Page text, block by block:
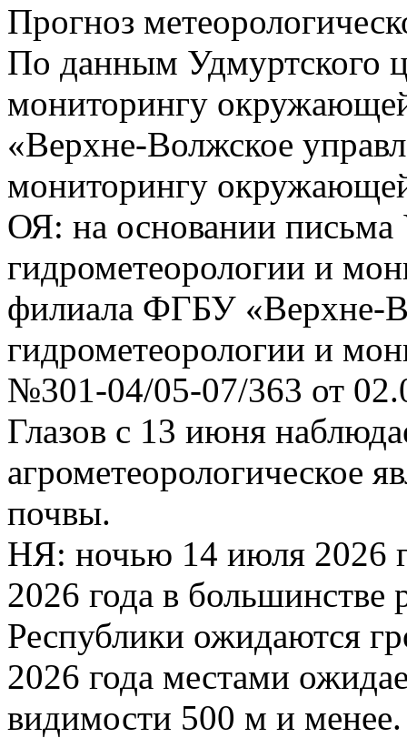
Прогноз
По данным Удмуртского
мониторингу
«Верхне-Волжское
мониторингу
ОЯ: на основании письма
гидрометеорологии и
филиала ФГБУ «Верхне-
гидрометеорологии и
№301-04/05-07/363 от
Глазов с 13 июня
агрометеорологическое
почвы.
НЯ: ночью 14 июля 2026
2026 года в большинстве
Республики ожидаются
2026 года местами
видимости 500 м и менее.